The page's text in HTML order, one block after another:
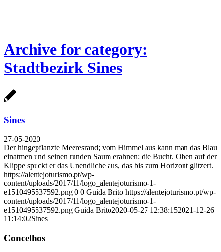
Archive for category:
Stadtbezirk Sines
Sines
27-05-2020
Der hingepflanzte Meeresrand; vom Himmel aus kann man das Blau
einatmen und seinen runden Saum erahnen: die Bucht. Oben auf der
Klippe spuckt er das Unendliche aus, das bis zum Horizont glitzert.
https://alentejoturismo.pt/wp-
content/uploads/2017/11/logo_alentejoturismo-1-
e1510495537592.png 0 0 Guida Brito https://alentejoturismo.pt/wp-
content/uploads/2017/11/logo_alentejoturismo-1-
e1510495537592.png Guida Brito2020-05-27 12:38:152021-12-26
11:14:02Sines
Concelhos